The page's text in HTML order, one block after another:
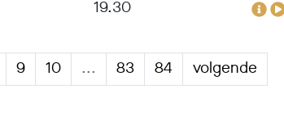
19.30
9 10 ... 83 84 volgende